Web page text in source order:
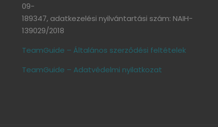
09-
189347, adatkezelési nyilvántartási szám: NAIH-
139029/2018
TeamGuide – Általános szerződési feltételek
TeamGuide – Adatvédelmi nyilatkozat